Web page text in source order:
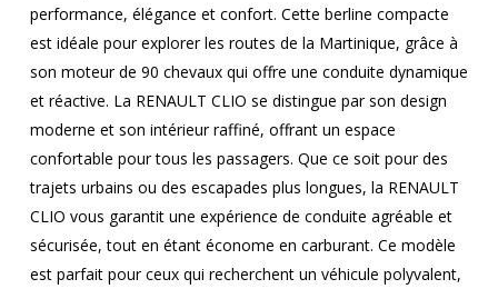
performance, élégance et confort. Cette berline compacte
est idéale pour explorer les routes de la Martinique, grâce à
son moteur de 90 chevaux qui offre une conduite dynamique
et réactive. La RENAULT CLIO se distingue par son design
moderne et son intérieur raffiné, offrant un espace
confortable pour tous les passagers. Que ce soit pour des
trajets urbains ou des escapades plus longues, la RENAULT
CLIO vous garantit une expérience de conduite agréable et
sécurisée, tout en étant économe en carburant. Ce modèle
est parfait pour ceux qui recherchent un véhicule polyvalent,